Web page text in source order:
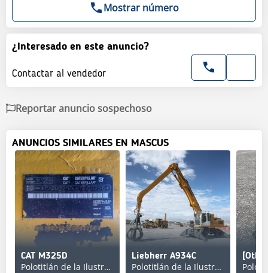
Mostrar número
¿Interesado en este anuncio?
Contactar al vendedor
Reportar anuncio sospechoso
ANUNCIOS SIMILARES EN MASCUS
CAT M325D
Polotitlán de la Ilustración
Liebherr A934C
Polotitlán de la Ilustración